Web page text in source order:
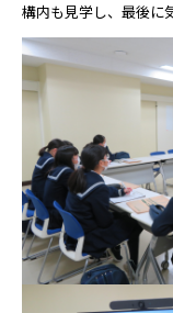
構内も見学し、最後に